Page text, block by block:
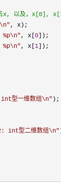
名x, 以及，x[0],
"
", x[ 0
", x[ 1
型一维数组\n"
int型二维数组\n"